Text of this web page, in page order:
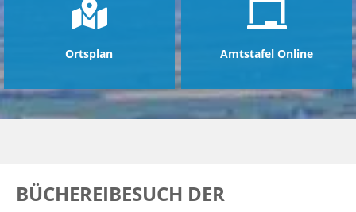
Ortsplan Amtstafel Online
BÜCHEREIBESUCH DER